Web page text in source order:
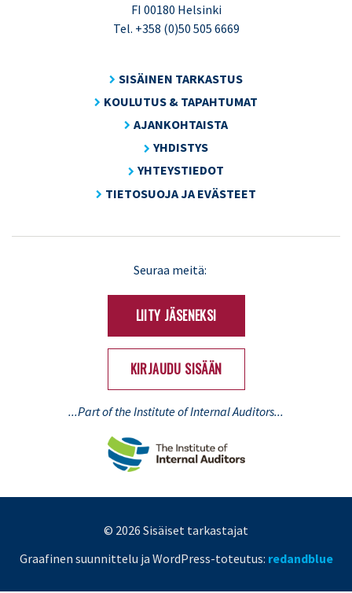
FI 00180 Helsinki
Tel. +358 (0)50 505 6669
SISÄINEN TARKASTUS
KOULUTUS & TAPAHTUMAT
AJANKOHTAISTA
YHDISTYS
YHTEYSTIEDOT
TIETOSUOJA JA EVÄSTEET
Seuraa meitä:
LIITY JÄSENEKSI
KIRJAUDU SISÄÄN
...Part of the Institute of Internal Auditors...
© 2026 Sisäiset tarkastajat
Graafinen suunnittelu ja WordPress-toteutus: redandblue